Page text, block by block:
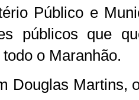
Público e
públicos que
o Maranhão.
Douglas Martins,